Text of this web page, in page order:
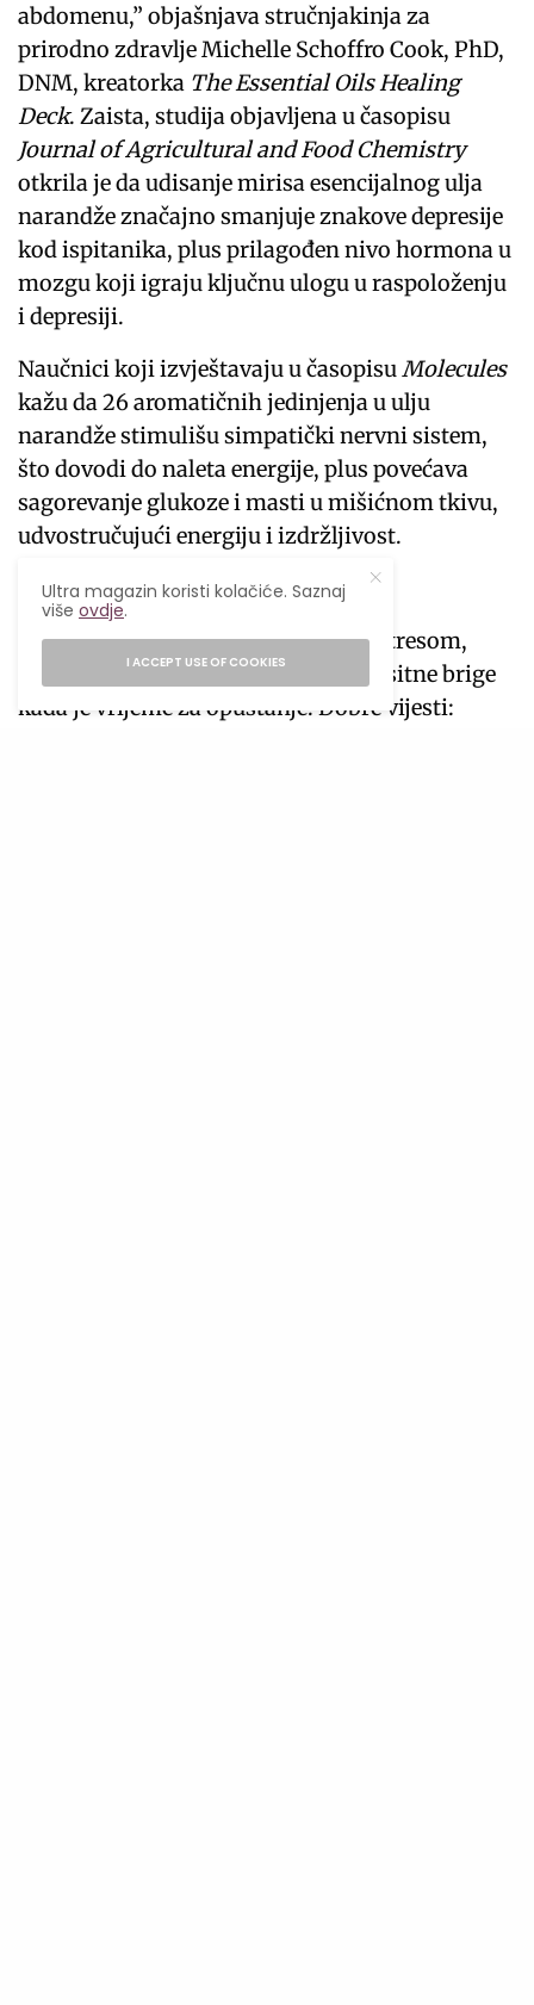
abdomenu,” objašnjava stručnjakinja za
prirodno zdravlje Michelle Schoffro Cook, PhD,
DNM, kreatorka The Essential Oils Healing
Deck. Zaista, studija objavljena u časopisu
Journal of Agricultural and Food Chemistry
otkrila je da udisanje mirisa esencijalnog ulja
narandže značajno smanjuje znakove depresije
kod ispitanika, plus prilagođen nivo hormona u
mozgu koji igraju ključnu ulogu u raspoloženju
i depresiji.
Naučnici koji izvještavaju u časopisuMolecules
kažu da 26 aromatičnih jedinjenja u ulju
narandže stimulišu simpatički nervni sistem,
što dovodi do naleta energije, plus povećava
sagorevanje glukoze i masti u mišićnom tkivu,
udvostručujući energiju i izdržljivost.
5. Olakšava oporavak od stresa
Kada smo pod hroničnim, stalnim stresom,
može biti teško ostaviti po strani te sitne brige
kada je vrijeme za opuštanje. Dobre vijesti:
Ultra magazin koristi kolačiće. Saznaj
višeovdje.
I ACCEPT USE OF COOKIES